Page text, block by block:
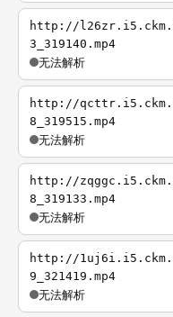
http://
3_319140.mp4
无法解析
http://
8_319515.mp4
无法解析
http://
8_319133.mp4
无法解析
http://
9_321419.mp4
无法解析